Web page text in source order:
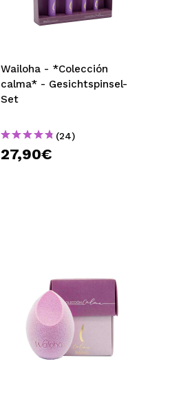
Wailoha - *Colección
calma* - Gesichtspinsel-
Set
(24)
27,90€